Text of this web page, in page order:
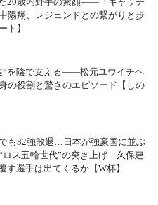
陽翔、レジェンドとの繋がりと歩
ト】
”を陰で支える――松元ユウイチヘ
の役割と驚きのエピソード【しの
も32強敗退…日本が強豪国に並ぶ
ス五輪世代”の突き上げ 久保建
す選手は出てくるか【W杯】